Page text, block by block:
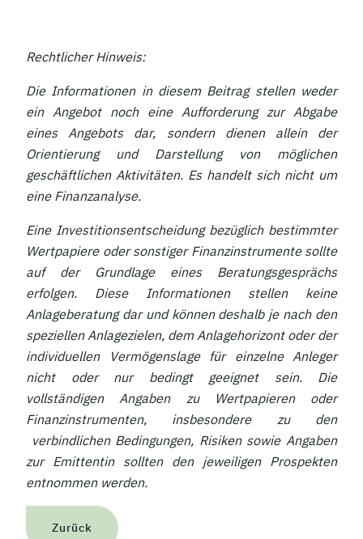
Rechtlicher Hinweis:
Die Informationen in diesem Beitrag stellen weder
ein Angebot noch eine Aufforderung zur Abgabe
eines Angebots dar, sondern dienen allein der
Orientierung und Darstellung von möglichen
geschäftlichen Aktivitäten. Es handelt sich nicht um
eine Finanzanalyse.
Eine Investitionsentscheidung bezüglich bestimmter
Wertpapiere oder sonstiger Finanzinstrumente sollte
auf der Grundlage eines Beratungsgesprächs
erfolgen. Diese Informationen stellen keine
Anlageberatung dar und können deshalb je nach den
speziellen Anlagezielen, dem Anlagehorizont oder der
individuellen Vermögenslage für einzelne Anleger
nicht oder nur bedingt geeignet sein. Die
vollständigen Angaben zu Wertpapieren oder
Finanzinstrumenten, insbesondere zu den
verbindlichen Bedingungen, Risiken sowie Angaben
zur Emittentin sollten den jeweiligen Prospekten
entnommen werden.
Zurück